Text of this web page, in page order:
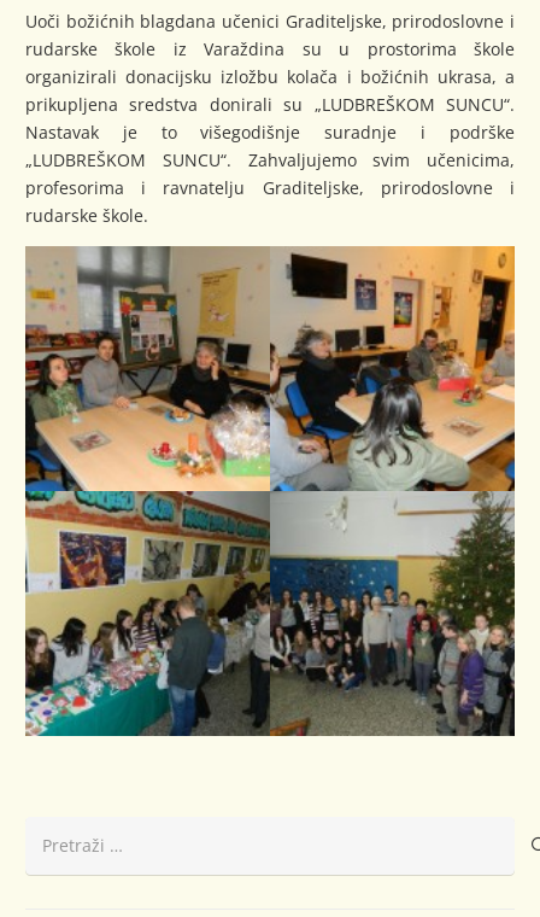
Uoči božićnih blagdana učenici Graditeljske, prirodoslovne i
rudarske škole iz Varaždina su u prostorima škole
organizirali donacijsku izložbu kolača i božićnih ukrasa, a
prikupljena sredstva donirali su „LUDBREŠKOM SUNCU“.
Nastavak je to višegodišnje suradnje i podrške
„LUDBREŠKOM SUNCU“. Zahvaljujemo svim učenicima,
profesorima i ravnatelju Graditeljske, prirodoslovne i
rudarske škole.